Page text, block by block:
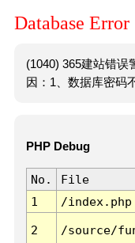
Database Error
(1040) 365建站错误
因：1、数据库密码
PHP Debug
No. File
1
/index.php
2 /source/